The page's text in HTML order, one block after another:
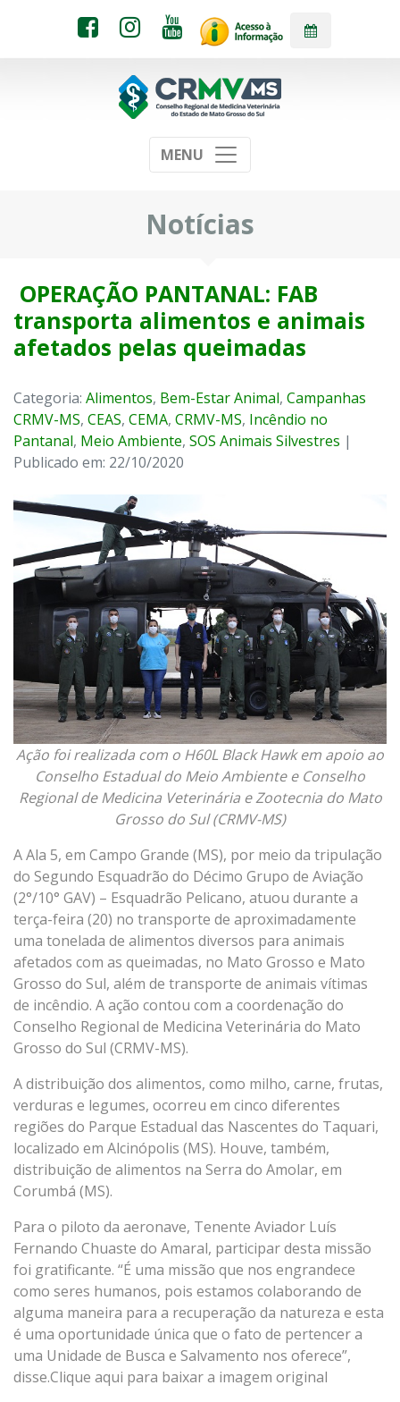
MENU
Notícias
OPERAÇÃO PANTANAL: FAB
transporta alimentos e animais
afetados pelas queimadas
Categoria: Alimentos, Bem-Estar Animal, Campanhas
CRMV-MS, CEAS, CEMA, CRMV-MS, Incêndio no
Pantanal, Meio Ambiente, SOS Animais Silvestres |
Publicado em: 22/10/2020
Ação foi realizada com o H60L Black Hawk em apoio ao
Conselho Estadual do Meio Ambiente e Conselho
Regional de Medicina Veterinária e Zootecnia do Mato
Grosso do Sul (CRMV-MS)
A Ala 5, em Campo Grande (MS), por meio da tripulação
do Segundo Esquadrão do Décimo Grupo de Aviação
(2°/10° GAV) – Esquadrão Pelicano, atuou durante a
terça-feira (20) no transporte de aproximadamente
uma tonelada de alimentos diversos para animais
afetados com as queimadas, no Mato Grosso e Mato
Grosso do Sul, além de transporte de animais vítimas
de incêndio. A ação contou com a coordenação do
Conselho Regional de Medicina Veterinária do Mato
Grosso do Sul (CRMV-MS).
A distribuição dos alimentos, como milho, carne, frutas,
verduras e legumes, ocorreu em cinco diferentes
regiões do Parque Estadual das Nascentes do Taquari,
localizado em Alcinópolis (MS). Houve, também,
distribuição de alimentos na Serra do Amolar, em
Corumbá (MS).
Para o piloto da aeronave, Tenente Aviador Luís
Fernando Chuaste do Amaral, participar desta missão
foi gratificante. “É uma missão que nos engrandece
como seres humanos, pois estamos colaborando de
alguma maneira para a recuperação da natureza e esta
é uma oportunidade única que o fato de pertencer a
uma Unidade de Busca e Salvamento nos oferece”,
disse.Clique aqui para baixar a imagem original